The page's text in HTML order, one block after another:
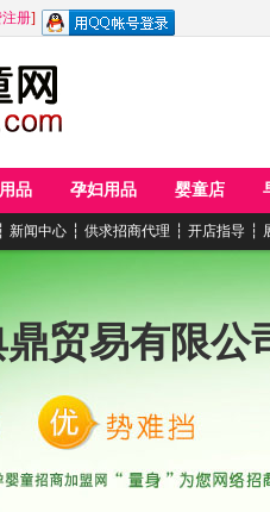
册]
品 孕妇用品 婴童店
┆ 新闻中心 ┆ 供求招商代理 ┆ 开店指导 ┆
贸易有限公